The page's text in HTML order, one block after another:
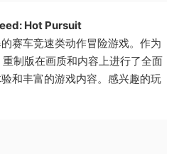
Hot Pursuit
赛车竞速类动作冒险游戏。作为
制版在画质和内容上进行了全面
和丰富的游戏内容。感兴趣的玩